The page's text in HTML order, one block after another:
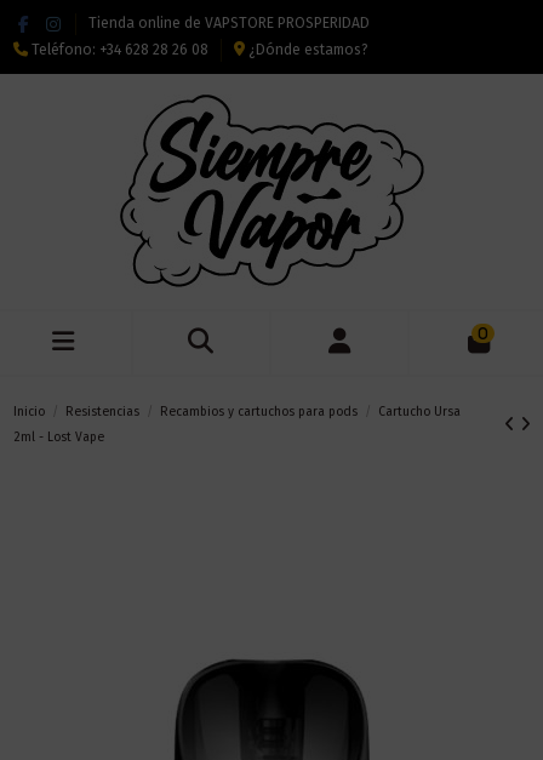
Tienda online de VAPSTORE PROSPERIDAD
Teléfono: +34 628 28 26 08 ¿Dónde estamos?
0
Inicio Resistencias Recambios y cartuchos para pods
Cartucho Ursa
2ml - Lost Vape